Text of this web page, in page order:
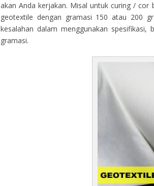
akan Anda kerjakan. Misal untuk curing /
geotextile dengan gramasi 150 atau 200
kesalahan dalam menggunakan
gramasi.